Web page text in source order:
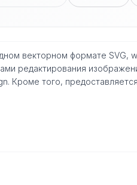
векторном формате SVG,
редактирования
Кроме того,